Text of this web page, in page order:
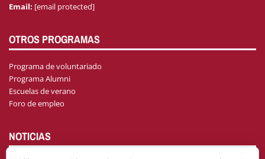
Email: [email protected]
OTROS PROGRAMAS
Programa de voluntariado
Programa Alumni
Escuelas de verano
Foro de empleo
NOTICIAS